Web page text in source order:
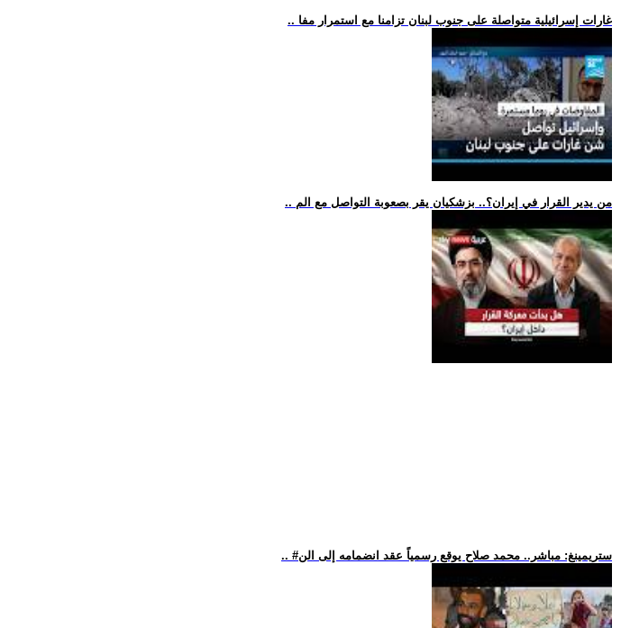
.. غارات إسرائيلية متواصلة على جنوب لبنان تزامنا مع استمرار مفا
.. من يدير القرار في إيران؟.. بزشكيان يقر بصعوبة التواصل مع الم
.. #ستريمينغ: مباشر.. محمد صلاح يوقع رسمياً عقد انضمامه إلى الن